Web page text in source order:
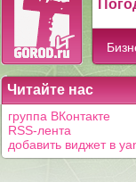
Читайте нас
группа ВКонтакте
RSS-лента
добавить виджет в